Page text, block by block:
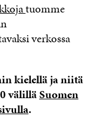
tuomme
verkossa
kielellä ja niitä
välilläSuomen
.